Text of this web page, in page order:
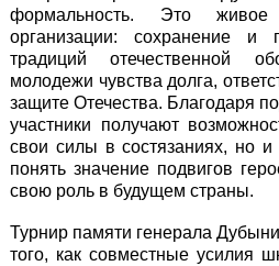
формальность. Это
организации: сохранение и
традиций отечественной
молодежи чувства долга,
защите Отечества. Благодаря
участники получают
свои силы в состязаниях, но и
понять значение подвигов
свою роль в будущем страны.
Турнир памяти генерала
того, как совместные усилия